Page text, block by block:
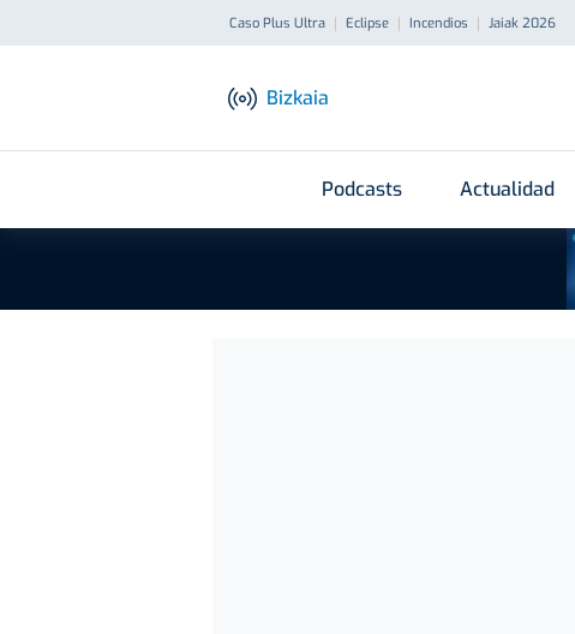
Caso Plus Ultra Eclipse Incendios Jaiak 2026
Bizkaia
Podcasts Actualidad